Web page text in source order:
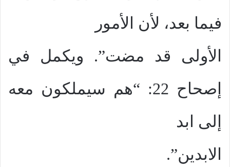
فيما بعد، لأن الأمور
الأولى قد مضت”. ويكمل في
إصحاح 22: “هم سيملكون معه
إلى ابد
الابدين”.